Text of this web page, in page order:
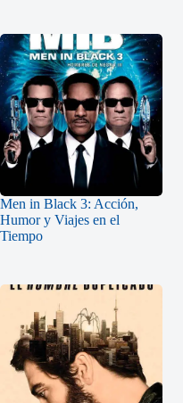
Men in Black 3: Acción,
Humor y Viajes en el
Tiempo